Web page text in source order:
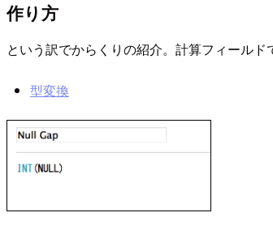
作り方
という訳でからくりの紹介。計算フィール
型変換